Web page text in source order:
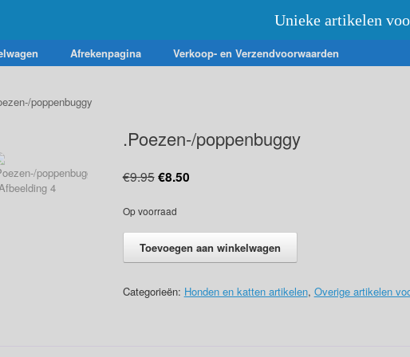
Unieke artikelen
Afrekenpagina Verkoop- en Verzendvoorwaarden
poppenbuggy
.Poezen-/poppenbuggy
€9.95Oorspronkelijke
was:
€9.95.
€8.50Huidige
€8.50.
Op voorraad
aantalToevoegen aan winkelwagen
Categorieën: Honden en katten artikelen, Overige artikelen